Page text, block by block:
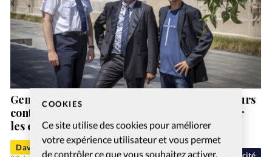
COOKIES
Ce site utilise des cookies pour améliorer
votre expérience utilisateur et vous permet
de contrôler ce que vous souhaitez activer.
Laicité
Genève: trois évangéliques déposent un recours
contre l’interdiction des signes religieux pour
les élus
David Métreau